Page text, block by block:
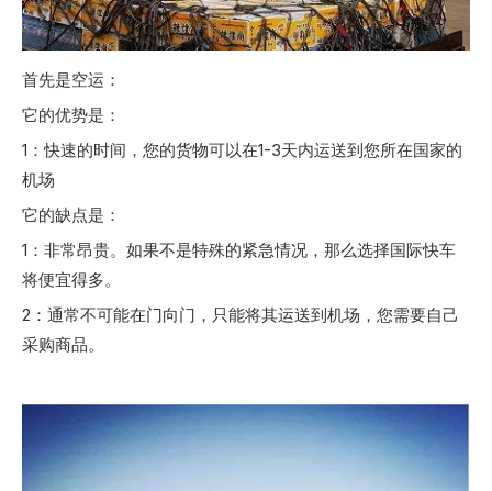
首先是空运：
它的优势是：
1：快速的时间，您的货物可以在1-3天内运送到您所在国家的
机场
它的缺点是：
1：非常昂贵。如果不是特殊的紧急情况，那么选择国际快车
将便宜得多。
2：通常不可能在门向门，只能将其运送到机场，您需要自己
采购商品。